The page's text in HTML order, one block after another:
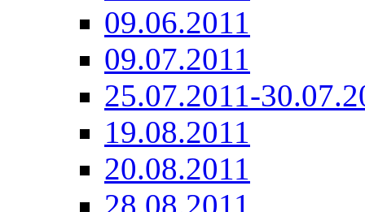
09.06.2011
09.07.2011
25.07.2011-
19.08.2011
20.08.2011
28.08.2011